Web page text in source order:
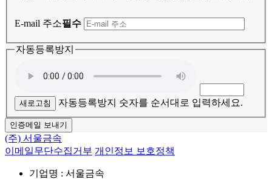
E-mail 주소필수
자동등록방지
새로고침 자동등록방지 숫자를 순서대로 입력하세요.
인증메일 보내기
(주) 서울금속
이메일무단수집거부 개인정보 보호정책
기업명 : 서울금속